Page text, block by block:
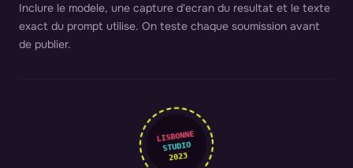
Inclure le modele, une capture d'ecran du resultat et le texte
exact du prompt utilise. On teste chaque soumission avant
de publier.
LISBONNE
STUDIO
2023